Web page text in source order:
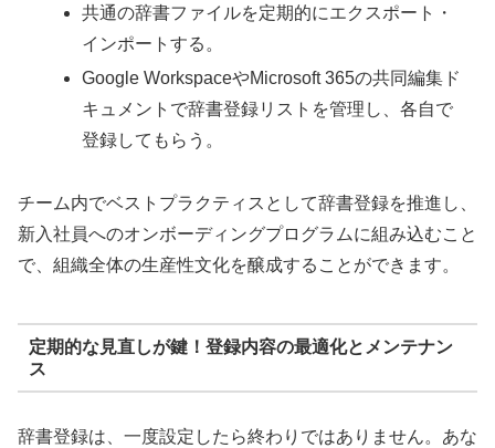
共通の辞書ファイルを定期的にエクスポート・
インポートする。
Google WorkspaceやMicrosoft 365の共同編集ド
キュメントで辞書登録リストを管理し、各自で
登録してもらう。
チーム内でベストプラクティスとして辞書登録を推進し、
新入社員へのオンボーディングプログラムに組み込むこと
で、組織全体の生産性文化を醸成することができます。
定期的な見直しが鍵！登録内容の最適化とメンテナン
ス
辞書登録は、一度設定したら終わりではありません。あな